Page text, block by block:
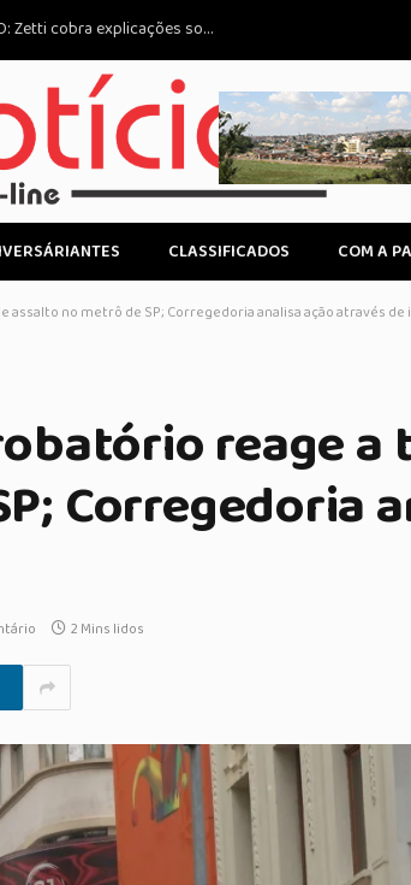
na Economia
CLASSIFICADOS COM A
no metrô de SP; Corregedoria analisa ação através de
reage
Corregedoria
2 Mins lidos